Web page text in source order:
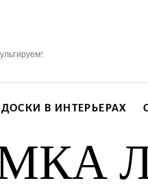
ДОСКИ В ИНТЕРЬЕРАХ